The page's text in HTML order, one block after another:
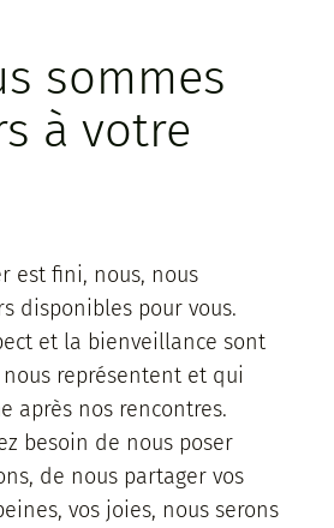
sommes
à votre
est fini, nous, nous
disponibles pour vous.
et la bienveillance sont
représentent et qui
après nos rencontres.
besoin de nous poser
de nous partager vos
vos joies, nous serons